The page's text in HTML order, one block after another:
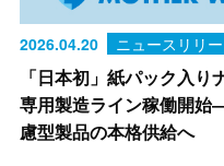
2026.04.20 ニュースリリ
「日本初」紙パック入
専用製造ライン稼働開
慮型製品の本格供給へ